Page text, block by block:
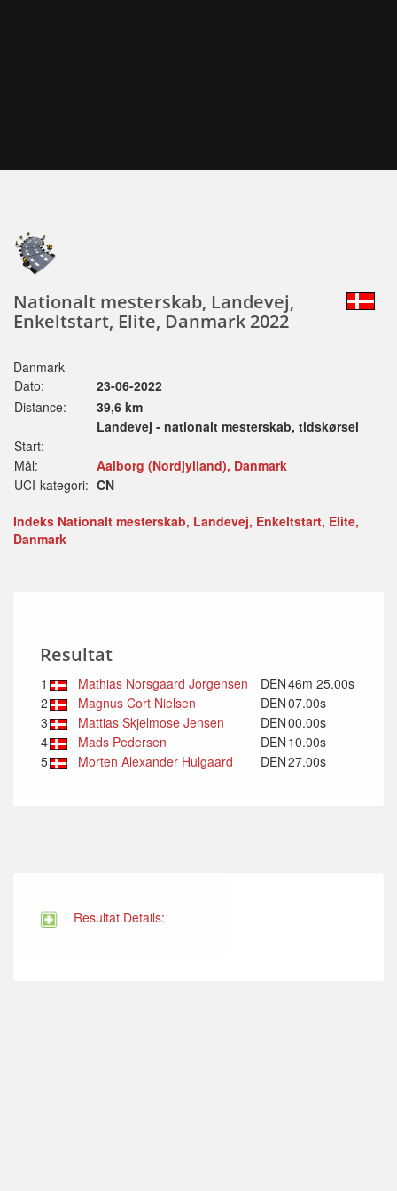
Nationalt mesterskab, Landevej,
Enkeltstart, Elite, Danmark 2022
Danmark
Dato:
23-06-2022
Distance:
39,6 km
Landevej - nationalt mesterskab, tidskørsel
Start:
Mål:
Aalborg (Nordjylland), Danmark
UCI-kategori: CN
Indeks Nationalt mesterskab, Landevej, Enkeltstart, Elite,
Danmark
Resultat
1 Mathias Norsgaard Jorgensen DEN46m 25.00s
2
Magnus Cort Nielsen DEN07.00s
3
Mattias Skjelmose Jensen DEN00.00s
4
Mads Pedersen DEN 10.00s
5
Morten Alexander Hulgaard DEN27.00s
Resultat Details: